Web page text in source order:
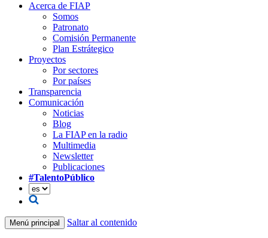
Acerca de FIAP
Somos
Patronato
Comisión Permanente
Plan Estrátegico
Proyectos
Por sectores
Por países
Transparencia
Comunicación
Noticias
Blog
La FIAP en la radio
Multimedia
Newsletter
Publicaciones
#TalentoPúblico
Menú principal Saltar al contenido